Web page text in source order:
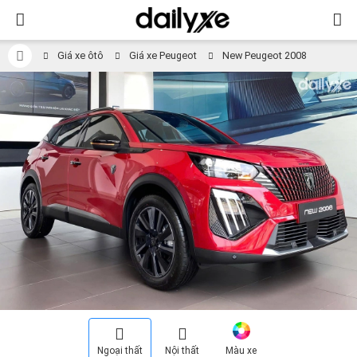
Giá xe ôtô Giá xe Peugeot New Peugeot 2008
Ngoại thất Nội thất Màu xe